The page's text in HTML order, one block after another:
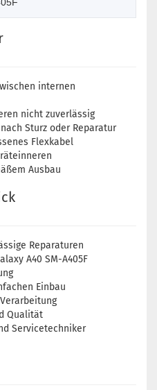
internen
nicht zuverlässig
Sturz oder Reparatur
Flexkabel
Ausbau
Reparaturen
A40 SM-A405F
Einbau
Qualität
Servicetechniker